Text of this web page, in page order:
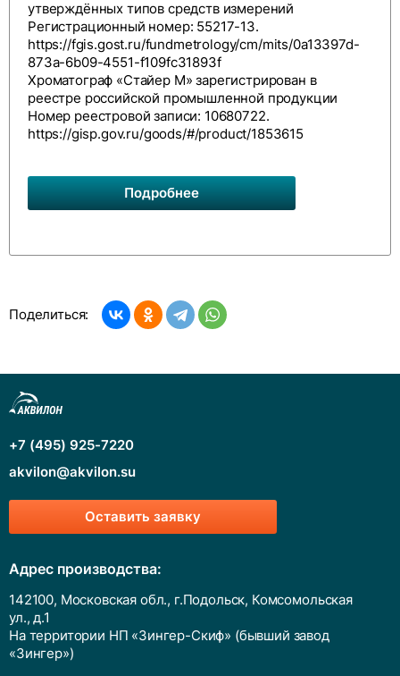
утверждённых типов средств измерений
Регистрационный номер: 55217-13.
https://fgis.gost.ru/fundmetrology/cm/mits/0a13397d-
873a-6b09-4551-f109fc31893f
Хроматограф «Стайер М» зарегистрирован в
реестре российской промышленной продукции
Номер реестровой записи: 10680722.
https://gisp.gov.ru/goods/#/product/1853615
Подробнее
Поделиться:
Оставить заявку
+7 (495) 925-7220
akvilon@akvilon.su
Адрес производства:
142100, Московская обл., г.Подольск, Комсомольская
ул., д.1
На территории НП «Зингер-Скиф» (бывший завод
«Зингер»)